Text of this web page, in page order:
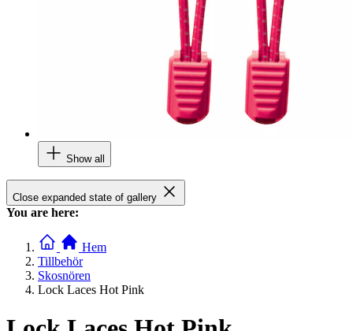
Show all
Close expanded state of gallery
You are here:
Hem
Tillbehör
Skosnören
Lock Laces Hot Pink